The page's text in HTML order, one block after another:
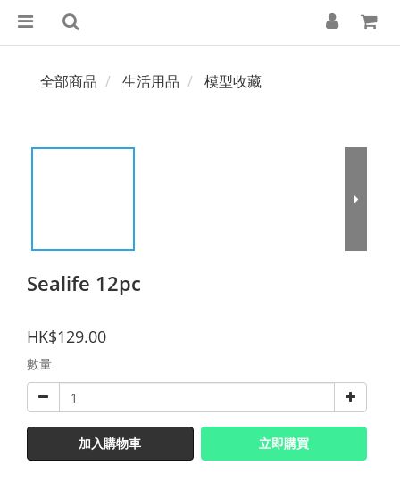
全部商品 生活用品 模型收藏
Sealife 12pc
HK$129.00
數量
加入購物車 立即購買